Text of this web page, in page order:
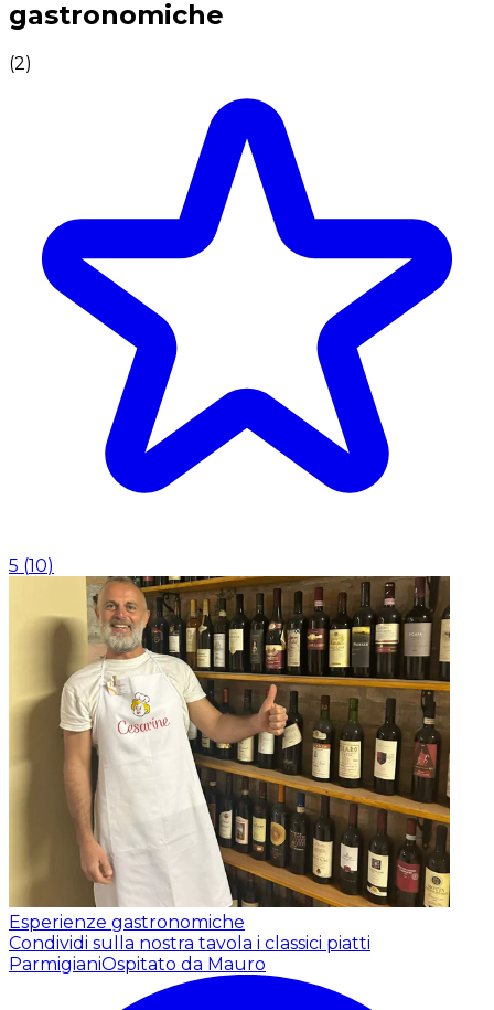
gastronomiche
(2)
5 (10)
Esperienze gastronomiche
Condividi sulla nostra tavola i classici piatti
ParmigianiOspitato da Mauro